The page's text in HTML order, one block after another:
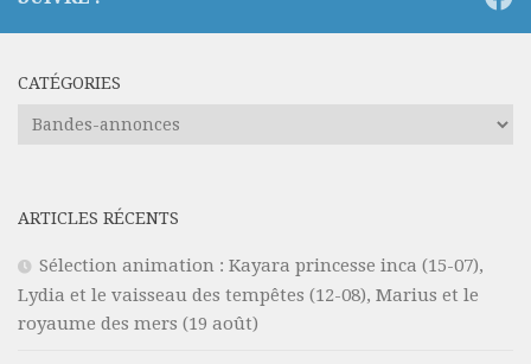
CATÉGORIES
Catégories
ARTICLES RÉCENTS
Sélection animation : Kayara princesse inca (15-07),
Lydia et le vaisseau des tempêtes (12-08), Marius et le
royaume des mers (19 août)